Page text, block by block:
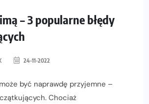
– 3 popularne błędy
24-11-2022
być naprawdę przyjemne –
Chociaż